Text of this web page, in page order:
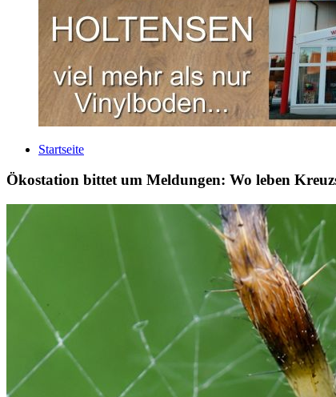
Startseite
Ökostation bittet um Meldungen: Wo leben